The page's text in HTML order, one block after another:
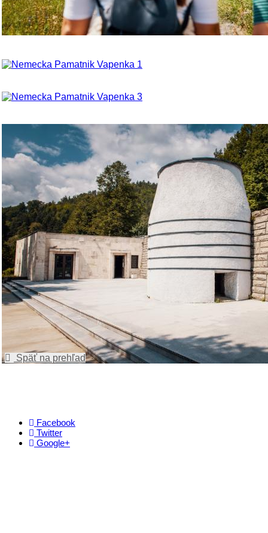
Späť na prehľad
Facebook
Twitter
Google+